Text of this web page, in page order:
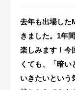
去年も出場した
きました。1年
楽しみます！今
くても、「暗
いきたいという